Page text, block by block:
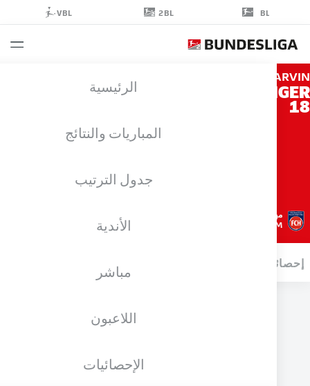
الرئيسية
المباريات والنتائج
جدول الترتيب
الأندية
مباشر
اللاعبون
الإحصائيات
مهاجم
HEIDENHEIM
موسم 2025/2026
الطول